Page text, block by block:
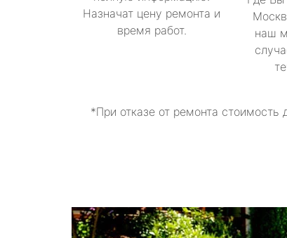
Назначат цену ремонта и
время работ.
наш
*При отказе от ремонта стоимость